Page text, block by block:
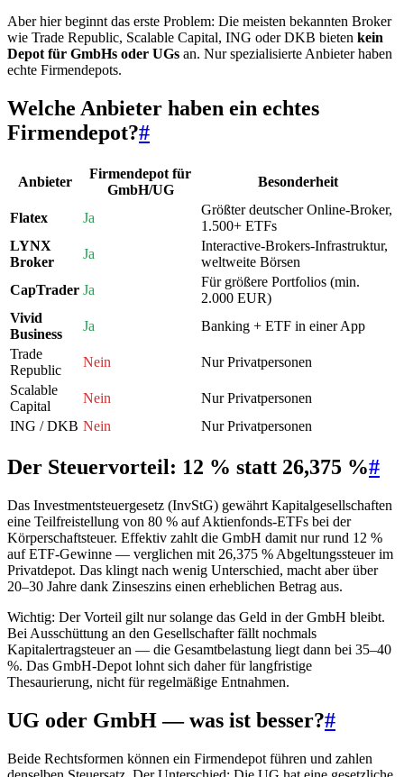
Aber hier beginnt das erste Problem: Die meisten bekannten Broker
wie Trade Republic, Scalable Capital, ING oder DKB bieten kein
Depot für GmbHs oder UGs an. Nur spezialisierte Anbieter haben
echte Firmendepots.
Welche Anbieter haben ein echtes
Firmendepot?#
Anbieter
Firmendepot für
GmbH/UG
Besonderheit
Flatex Ja
Größter deutscher Online-Broker,
1.500+ ETFs
LYNX
Broker
Ja
Interactive-Brokers-Infrastruktur,
weltweite Börsen
CapTrader Ja
Für größere Portfolios (min.
2.000 EUR)
Vivid
Business
Ja
Banking + ETF in einer App
Trade
Republic
Nein
Nur Privatpersonen
Scalable
Capital
Nein
Nur Privatpersonen
ING / DKB Nein Nur Privatpersonen
Der Steuervorteil: 12 % statt 26,375 %#
Das Investmentsteuergesetz (InvStG) gewährt Kapitalgesellschaften
eine Teilfreistellung von 80 % auf Aktienfonds-ETFs bei der
Körperschaftsteuer. Effektiv zahlt die GmbH damit nur rund 12 %
auf ETF-Gewinne — verglichen mit 26,375 % Abgeltungssteuer im
Privatdepot. Das klingt nach wenig Unterschied, macht aber über
20–30 Jahre dank Zinseszins einen erheblichen Betrag aus.
Wichtig: Der Vorteil gilt nur solange das Geld in der GmbH bleibt.
Bei Ausschüttung an den Gesellschafter fällt nochmals
Kapitalertragsteuer an — die Gesamtbelastung liegt dann bei 35–40
%. Das GmbH-Depot lohnt sich daher für langfristige
Thesaurierung, nicht für regelmäßige Entnahmen.
UG oder GmbH — was ist besser?#
Beide Rechtsformen können ein Firmendepot führen und zahlen